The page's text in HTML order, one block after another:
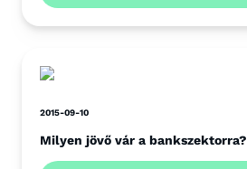
2015-09-10
Milyen jövő vár a bankszektorra?